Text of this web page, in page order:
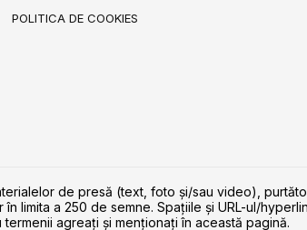
POLITICA DE COOKIES
de presă (text, foto și/sau video),
limita a 250 de semne. Spaţiile şi URL-ul/
agreaţi şi menţionaţi în această pagină.